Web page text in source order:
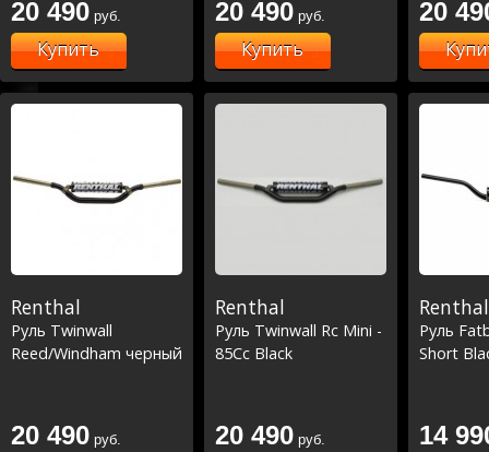
20 490 руб.
Купить
20 490 руб.
Купить
20
Renthal
Руль Twinwall
Reed/Windham черный
20 490 руб.
Renthal
Руль Twinwall Rc Mini -
85Cc Black
20 490 руб.
Renthal
Руль
Short
14